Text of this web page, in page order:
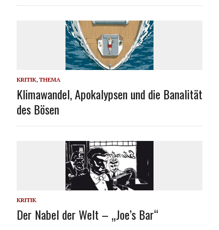
KRITIK, THEMA
Klimawandel, Apokalypsen und die Banalität
des Bösen
KRITIK
Der Nabel der Welt – „Joe’s Bar“